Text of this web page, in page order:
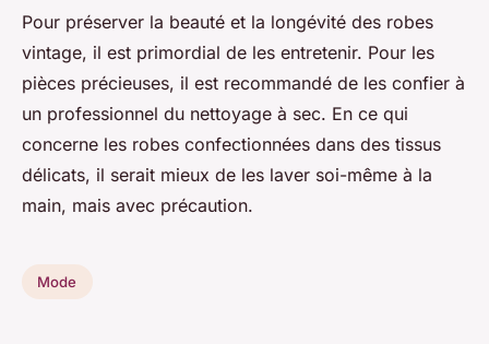
Pour préserver la beauté et la longévité des robes
vintage, il est primordial de les entretenir. Pour les
pièces précieuses, il est recommandé de les confier à
un professionnel du nettoyage à sec. En ce qui
concerne les robes confectionnées dans des tissus
délicats, il serait mieux de les laver soi-même à la
main, mais avec précaution.
Mode